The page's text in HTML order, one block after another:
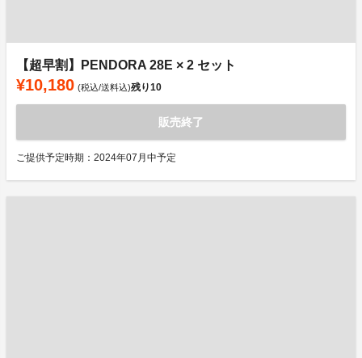
【超早割】PENDORA 28E × 2 セット
¥10,180 (税込/送料込)残り10
販売終了
ご提供予定時期：2024年07月中予定